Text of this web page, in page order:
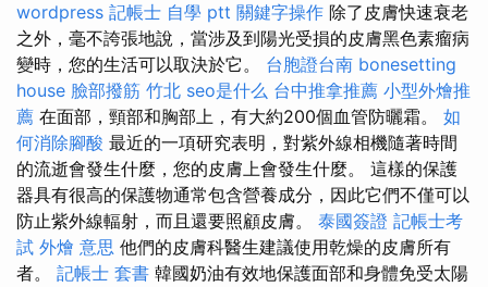
wordpress 記帳士 自學 ptt 關鍵字操作 除了皮膚快速衰老
之外，毫不誇張地說，當涉及到陽光受損的皮膚黑色素瘤病
變時，您的生活可以取決於它。 台胞證台南 bonesetting
house 臉部撥筋 竹北 seo是什么 台中推拿推薦 小型外燴推
薦 在面部，頸部和胸部上，有大約200個血管防曬霜。 如
何消除腳酸 最近的一項研究表明，對紫外線相機隨著時間
的流逝會發生什麼，您的皮膚上會發生什麼。 這樣的保護
器具有很高的保護物通常包含營養成分，因此它們不僅可以
防止紫外線輻射，而且還要照顧皮膚。 泰國簽證 記帳士考
試 外燴 意思 他們的皮膚科醫生建議使用乾燥的皮膚所有
者。 記帳士 套書 韓國奶油有效地保護面部和身體免受太陽